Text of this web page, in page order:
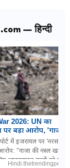
— हिन्दी
2026: UN का
बड़ा आरोप, 'गाजा में
के लिए बच्चों को
बना रहे निशाना'
में इजरायल पर 'नरसंहार'
"गाजा की नस्ल खत्म
जानबूझकर बच्चों को मार